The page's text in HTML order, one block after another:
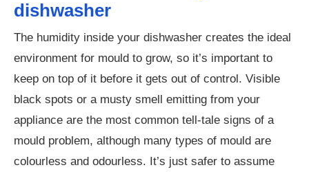
dishwasher
The humidity inside your dishwasher creates the ideal
environment for mould to grow, so it’s important to
keep on top of it before it gets out of control. Visible
black spots or a musty smell emitting from your
appliance are the most common tell-tale signs of a
mould problem, although many types of mould are
colourless and odourless. It’s just safer to assume